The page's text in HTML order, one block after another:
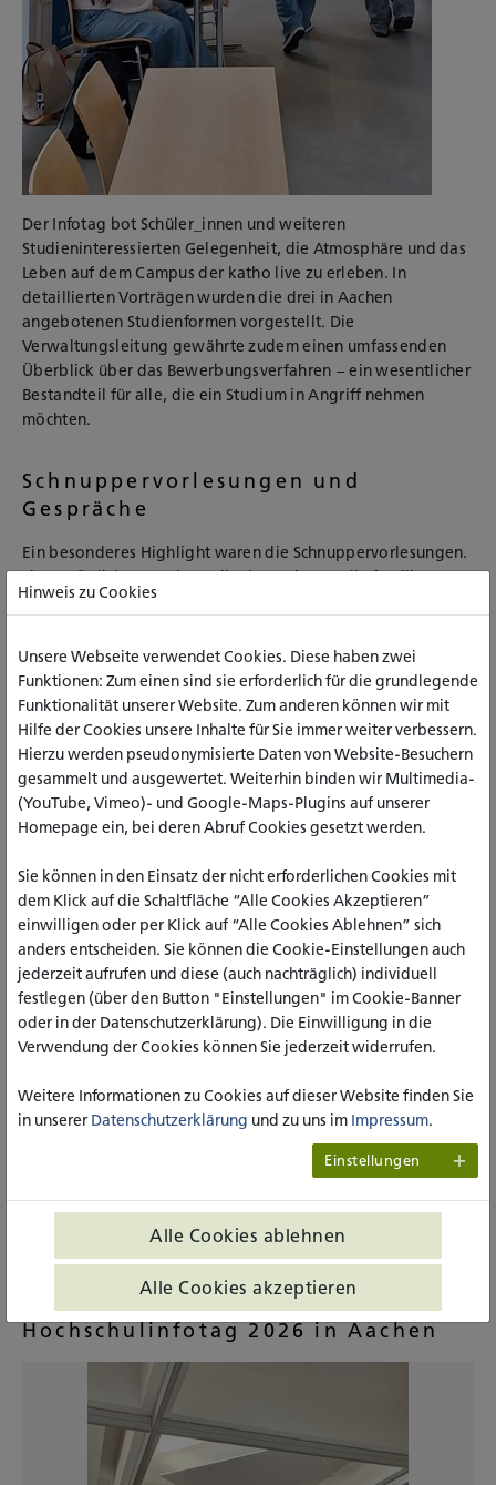
Der Infotag bot Schüler_innen und weiteren
Studieninteressierten Gelegenheit, die Atmosphäre und das
Leben auf dem Campus der katho live zu erleben. In
detaillierten Vorträgen wurden die drei in Aachen
angebotenen Studienformen vorgestellt. Die
Verwaltungsleitung gewährte zudem einen umfassenden
Überblick über das Bewerbungsverfahren – ein wesentlicher
Bestandteil für alle, die ein Studium in Angriff nehmen
möchten.
Schnuppervorlesungen und
Gespräche
Ein besonderes Highlight waren die Schnuppervorlesungen.
Sie ermöglichten es den Teilnehmer_innen, die familiäre
Lernatmosphäre und das praxisorientierte Studienkonzept
Neben den Vorträgen und Lehrveranstaltungen bereicherten
zusätzliche Informationsstände den Tag: Die Agentur für
Arbeit beispielsweise präsentierte mögliche
Berufsperspektiven für zukünftige Sozialarbeiter_innen,
während das Studierendenwerk über BAföG und weitere
Finanzierungsmöglichkeiten, darunter Stipendien,
informierte. Darüber hinaus lud der Infotag zu persönlichen
Gesprächen ein. Aktuelle Studierende, Mitarbeitende sowie
standen bereit, um in lockerer Atmosphäre individuelle
Fragen zu Studium und Campusleben zu beantworten.
Besichtigung von Campus und
Bibliothek
Der geführte Rundgang über den Campus sowie die
das Programm ab. Sie boten den Besucher_innen die
Möglichkeit, das breite Spektrum an Ressourcen und
Die katho zeigte sich auch in diesem Jahr als lebendiger und
authentischen und vielfältigen Einblick in das Studium der
Sozialen Arbeit gewährt.
Hochschulinfotag 2026 in Aachen
Hinweis zu Cookies
Unsere Webseite verwendet Cookies. Diese haben zwei
Funktionen: Zum einen sind sie erforderlich für die grundlegende
Funktionalität unserer Website. Zum anderen können wir mit
Hilfe der Cookies unsere Inhalte für Sie immer weiter verbessern.
Hierzu werden pseudonymisierte Daten von Website-Besuchern
gesammelt und ausgewertet. Weiterhin binden wir Multimedia-
(YouTube, Vimeo)- und Google-Maps-Plugins auf unserer
Homepage ein, bei deren Abruf Cookies gesetzt werden.
Sie können in den Einsatz der nicht erforderlichen Cookies mit
dem Klick auf die Schaltfläche “Alle Cookies Akzeptieren”
einwilligen oder per Klick auf “Alle Cookies Ablehnen” sich
anders entscheiden. Sie können die Cookie-Einstellungen auch
jederzeit aufrufen und diese (auch nachträglich) individuell
festlegen (über den Button "Einstellungen" im Cookie-Banner
oder in der Datenschutzerklärung). Die Einwilligung in die
Verwendung der Cookies können Sie jederzeit widerrufen.
Weitere Informationen zu Cookies auf dieser Website finden Sie
in unserer Datenschutzerklärung und zu uns im Impressum.
Einstellungen
Alle Cookies ablehnen
Alle Cookies akzeptieren